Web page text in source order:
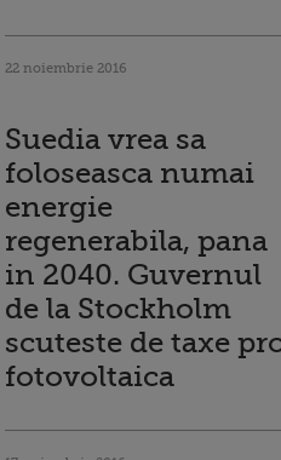
22 noiembrie 2016
Suedia vrea sa
foloseasca numai
energie
regenerabila, pana
in 2040. Guvernul
de la Stockholm
scuteste de taxe
fotovoltaica